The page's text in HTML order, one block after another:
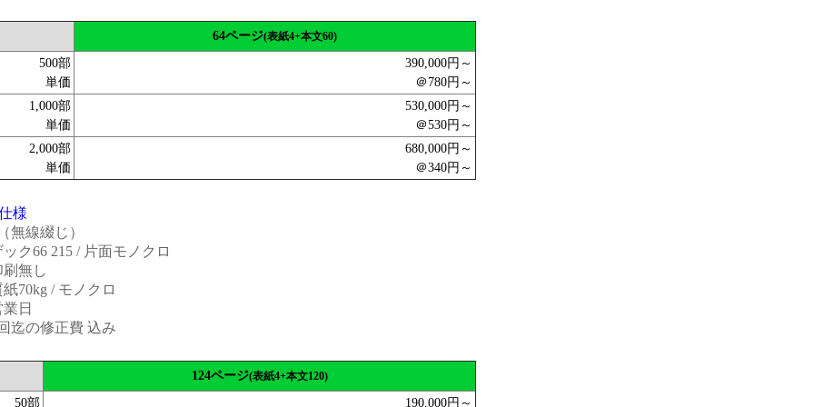
64ページ(表紙4+本文60)
500部
単価
390,000円～
＠780円～
1,000部
単価
530,000円～
＠530円～
2,000部
単価
680,000円～
＠340円～
様
無線綴じ）
ク66 215 / 片面モノクロ
無し
70kg / モノクロ
日
迄の修正費 込み
124ページ(表紙4+本文120)
50部 190,000円～